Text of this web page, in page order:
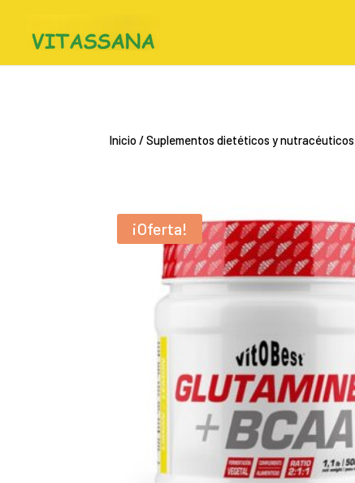
Inicio/Suplementos dietéticos y nutracéuticos
¡Oferta!